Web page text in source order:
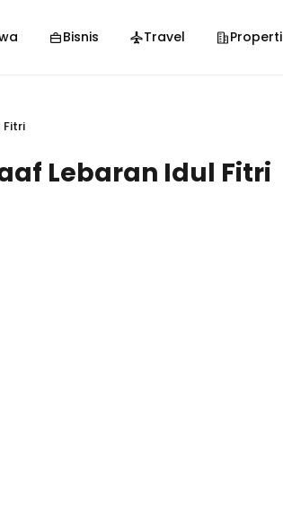
Bisnis Travel Properti
Fitri
Lebaran Idul Fitri